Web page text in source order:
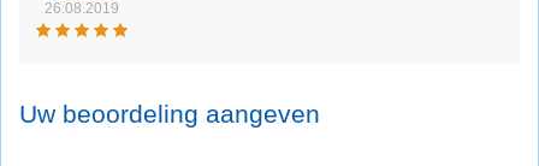
26.08.2019
Uw beoordeling aangeven